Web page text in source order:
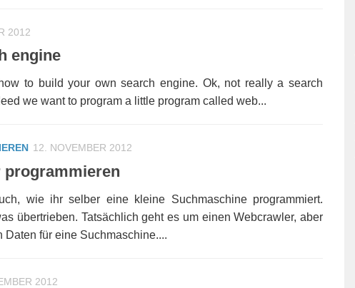
2012
engine
to build your own search engine. Ok, not really a search
we want to program a little program called web...
12. NOVEMBER 2012
programmieren
wie ihr selber eine kleine Suchmaschine programmiert.
übertrieben. Tatsächlich geht es um einen Webcrawler, aber
für eine Suchmaschine....
2012